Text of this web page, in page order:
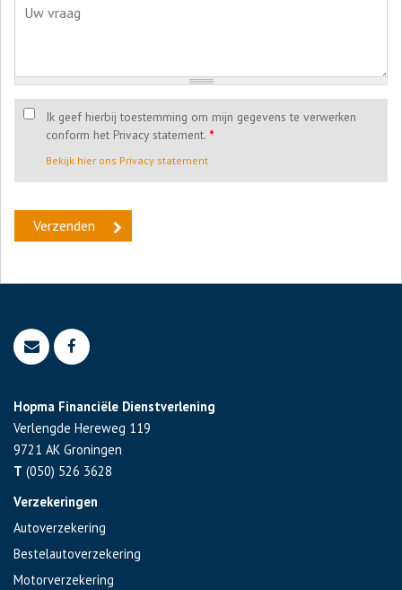
Ik geef hierbij toestemming om mijn gegevens te verwerken
conform het Privacy statement. *
Bekijk hier ons Privacy statement
Hopma Financiële Dienstverlening
Verlengde Hereweg 119
9721 AK Groningen
T (050) 526 3628
Verzekeringen
Autoverzekering
Bestelautoverzekering
Motorverzekering